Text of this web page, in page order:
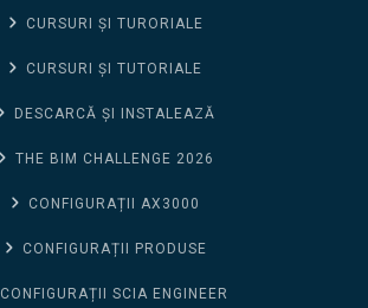
CURSURI ȘI TURORIALE
CURSURI ȘI TUTORIALE
DESCARCĂ ȘI INSTALEAZĂ
THE BIM CHALLENGE 2026
CONFIGURAȚII AX3000
CONFIGURAȚII PRODUSE
CONFIGURAȚII SCIA ENGINEER